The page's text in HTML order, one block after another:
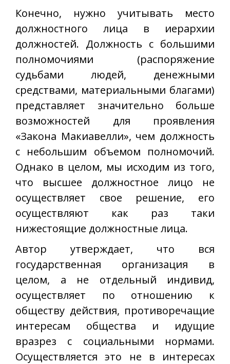
Конечно, нужно учитывать место
должностного лица в иерархии
должностей. Должность с большими
полномочиями (распоряжение
судьбами людей, денежными
средствами, материальными благами)
представляет значительно больше
возможностей для проявления
«Закона Макиавелли», чем должность
с небольшим объемом полномочий.
Однако в целом, мы исходим из того,
что высшее должностное лицо не
осуществляет свое решение, его
осуществляют как раз таки
нижестоящие должностные лица.
Автор утверждает, что вся
государственная организация в
целом, а не отдельный индивид,
осуществляет по отношению к
обществу действия, противоречащие
интересам общества и идущие
вразрез с социальными нормами.
Осуществляется это не в интересах